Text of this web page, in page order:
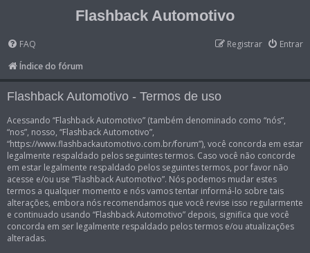
Flashback Automotivo
FAQ Entrar
Registrar
Índice do fórum
Flashback Automotivo - Termos de uso
Acessando “Flashback Automotivo” (também denominado como “nós”,
“nos”, nosso, “Flashback Automotivo”,
“https://www.flashbackautomotivo.com.br/forum”), você concorda em estar
legalmente respaldado pelos seguintes termos. Caso você não concorde
em estar legalmente respaldado pelos seguintes termos, por favor não
acesse e/ou use “Flashback Automotivo”. Nós podemos mudar estes
termos a qualquer momento e nós vamos tentar informá-lo sobre tais
alterações, embora nós recomendamos que você revise isso regularmente
e continuado usando “Flashback Automotivo” depois, significa que você
concorda em ser legalmente respaldado pelos termos e/ou atualizações
alteradas.